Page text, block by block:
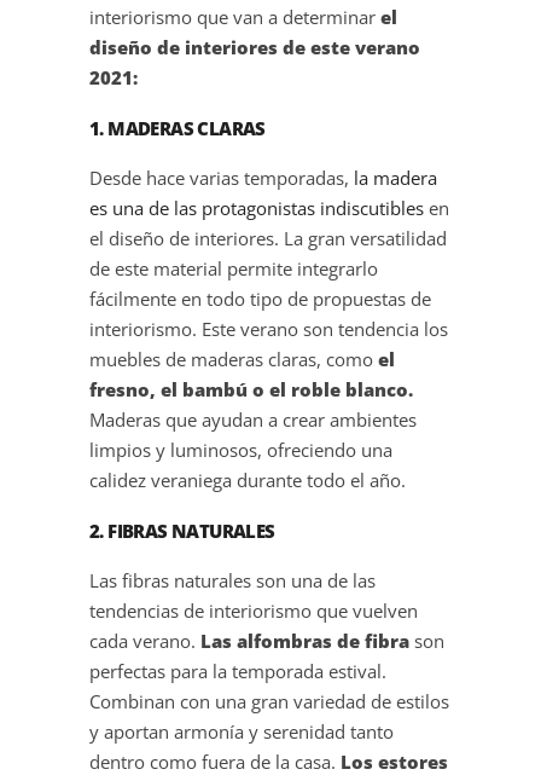
interiorismo que van a determinar el
diseño de interiores de este verano
2021:
1. MADERAS CLARAS
Desde hace varias temporadas, la madera
es una de las protagonistas indiscutibles en
el diseño de interiores. La gran versatilidad
de este material permite integrarlo
fácilmente en todo tipo de propuestas de
interiorismo. Este verano son tendencia los
muebles de maderas claras, como el
fresno, el bambú o el roble blanco.
Maderas que ayudan a crear ambientes
limpios y luminosos, ofreciendo una
calidez veraniega durante todo el año.
2. FIBRAS NATURALES
Las fibras naturales son una de las
tendencias de interiorismo que vuelven
cada verano. Las alfombras de fibra son
perfectas para la temporada estival.
Combinan con una gran variedad de estilos
y aportan armonía y serenidad tanto
dentro como fuera de la casa. Los estores